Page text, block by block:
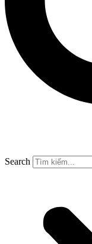
Search